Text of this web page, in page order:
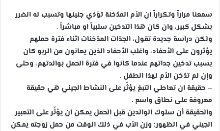
سمعنا مراراً وتكراراً ان الأم المدّخنة تؤذي جنينها وتسبب له الضرر
بشكل كبير، وان كان هذا التدخين سلبياً او مباشراً .
ولكن دراسة جديدة تقول، الجدّات المدّخنات اثناء فترة حملهم
يؤثرون على الأحفاد، واغلب الأحفاد الذين يعانون من الربو كان
بسبب تدخين جداتهم عندما كانوا في فترة الحمل بوالدتهم، وحتى
وإن لم تدّخن الأم لهذا الطفل .
– حقيقة ان تعاطي التبغ يؤثّر على النشاط الجيني هي حقيقة
معروفة على نطاق واسع .
والحقيقة أن سلوك الوالدين قبل الحمل يمكن ان يؤثّر على التعبير
الجيني في الظهور: وزن الأب في ذلك الوقت من حمل زوجته يمكن